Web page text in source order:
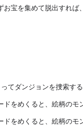
お宝を集めて脱出すれ
てダンジョンを捜索す
をめくると、絵柄のモ
をめくると、絵柄のモ